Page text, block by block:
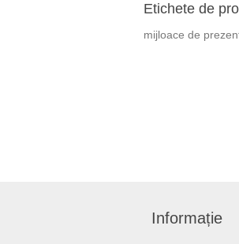
Etichete de
mijloace de
Informație